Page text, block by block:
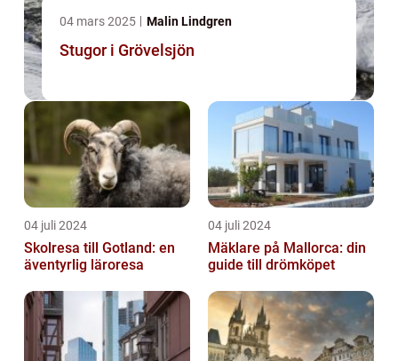
04 mars 2025 Malin Lindgren
Stugor i Grövelsjön
04 juli 2024
Skolresa till Gotland: en
äventyrlig läroresa
04 juli 2024
Mäklare på Mallorca: din
guide till drömköpet